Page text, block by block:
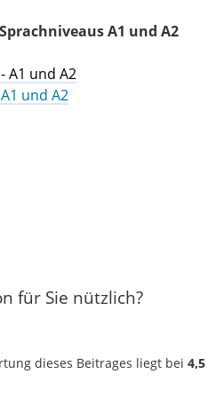
A1 und A2
- A1 und A2
und A2
für Sie nützlich?
dieses Beitrages liegt bei 4,5